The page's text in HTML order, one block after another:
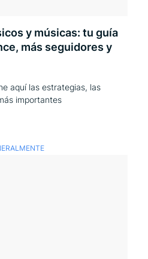
y músicas: tu guía
más seguidores y
aquí las estrategias, las
importantes